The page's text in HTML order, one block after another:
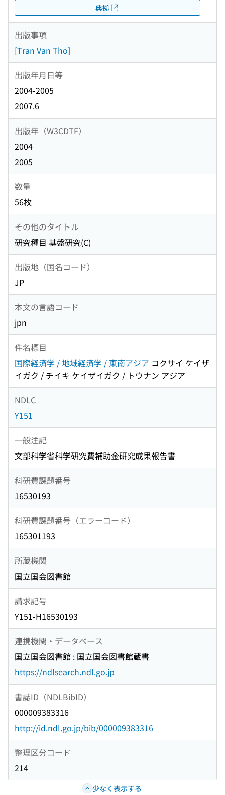
典拠
出版事項
[Tran Van Tho]
出版年月日等
2004-2005
2007.6
出版年（W3CDTF）
2004
2005
数量
56枚
その他のタイトル
研究種目 基盤研究(C)
出版地（国名コード）
JP
本文の言語コード
jpn
件名標目
国際経済学 / 地域経済学 / 東南アジア コクサイ ケイザ
イガク / チイキ ケイザイガク / トウナン アジア
NDLC
Y151
一般注記
文部科学省科学研究費補助金研究成果報告書
科研費課題番号
16530193
科研費課題番号（エラーコード）
165301193
所蔵機関
国立国会図書館
請求記号
Y151-H16530193
連携機関・データベース
国立国会図書館 : 国立国会図書館蔵書
https://ndlsearch.ndl.go.jp
書誌ID（NDLBibID）
000009383316
http://id.ndl.go.jp/bib/000009383316
整理区分コード
214
少なく表示する